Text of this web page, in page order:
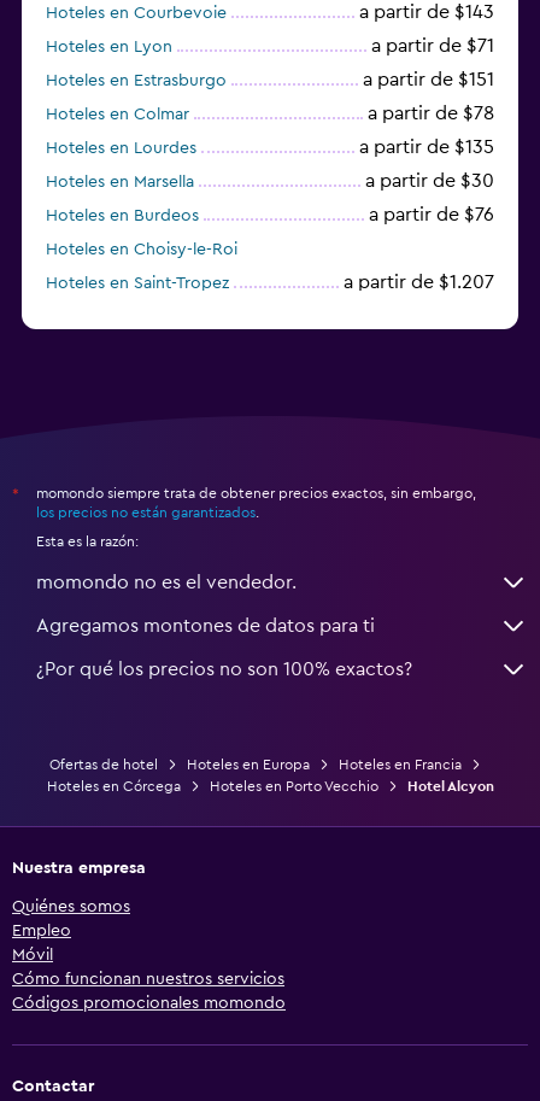
Hoteles en Courbevoie a partir de $143
Hoteles en Lyon a partir de $71
Hoteles en Estrasburgo a partir de $151
Hoteles en Colmar a partir de $78
Hoteles en Lourdes a partir de $135
Hoteles en Marsella a partir de $30
Hoteles en Burdeos a partir de $76
Hoteles en Choisy-le-Roi
Hoteles en Saint-Tropez
a partir de $1.207
*
momondo siempre trata de obtener precios exactos, sin embargo,
los precios no están garantizados
Esta es la razón:
momondo no es el vendedor.
Agregamos montones de datos para ti
¿Por qué los precios no son 100% exactos?
Ofertas de hotel Hoteles en Europa
Hoteles en Francia
Hoteles en Córcega
Hoteles en Porto Vecchio Hotel Alcyon
Nuestra empresa
Quiénes somos
Empleo
Móvil
Cómo funcionan nuestros servicios
Códigos promocionales momondo
Contactar